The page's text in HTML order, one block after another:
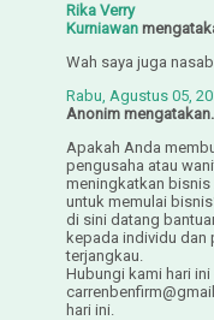
Rika Verry
Kurniawan
Wah saya juga
Rabu, Agustus 05,
Anonim
Apakah Anda
pengusaha atau
meningkatkan bisnis
untuk memulai
di sini datang
kepada individu dan
terjangkau.
Hubungi kami hari
hari ini.